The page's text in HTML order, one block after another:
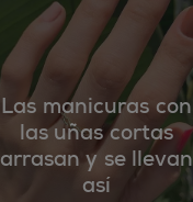
Las manicuras con
las uñas cortas
arrasan y se llevan
así